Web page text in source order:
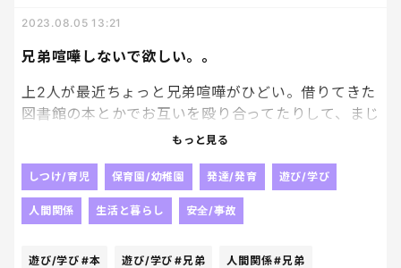
兄弟喧嘩しないで欲しい。。
2023.08.05 13:21
上2人が最近ちょっと兄弟喧嘩がひどい。借りてきた
図書館の本とかでお互いを殴り合ってたりして、まじ
でやめて欲しい😱次男とか普段から人見知りであま
かりに口が達者になって論破しようとしていて笑え
るw
もういいからさ、ママは2人とも大好きだからさ、ど
もっと見る
しつけ/育児 保育園/幼稚園 発達/発育 遊び/学び
人間関係 生活と暮らし 安全/事故
遊び/学び #本 遊び/学び #兄弟 人間関係#兄弟